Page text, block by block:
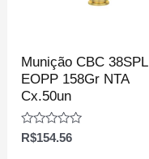
Munição CBC 38SPL
EOPP 158Gr NTA
Cx.50un
Avaliação
R$154.56